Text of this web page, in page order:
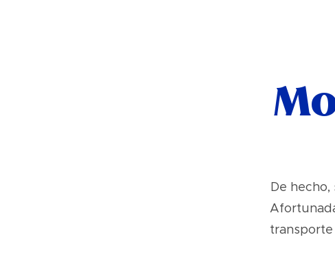
De
transporte